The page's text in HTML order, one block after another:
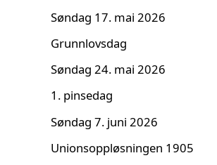
Søndag 17. mai 2026
Grunnlovsdag
Søndag 24. mai 2026
1. pinsedag
Søndag 7. juni 2026
Unionsoppløsningen 1905